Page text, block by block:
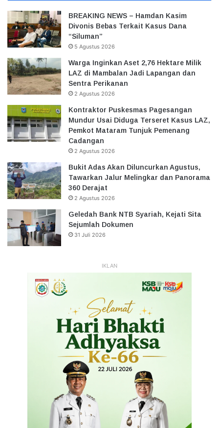
BREAKING NEWS – Hamdan Kasim
Divonis Bebas Terkait Kasus Dana
“Siluman”
5 Agustus 2026
Warga Inginkan Aset 2,76 Hektare Milik
LAZ di Mambalan Jadi Lapangan dan
Sentra Perikanan
2 Agustus 2026
Kontraktor Puskesmas Pagesangan
Mundur Usai Diduga Terseret Kasus LAZ,
Pemkot Mataram Tunjuk Pemenang
Cadangan
2 Agustus 2026
Bukit Adas Akan Diluncurkan Agustus,
Tawarkan Jalur Melingkar dan Panorama
360 Derajat
2 Agustus 2026
Geledah Bank NTB Syariah, Kejati Sita
Sejumlah Dokumen
31 Juli 2026
IKLAN